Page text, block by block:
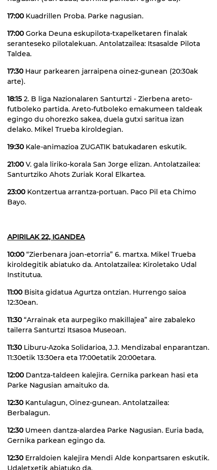
17:00Kuadrillen Proba. Parke nagusian.
17:00Gorka Deuna eskupilota-txapelketaren finalak
seranteseko pilotalekuan. Antolatzailea: Itsasalde Pilota
Taldea.
17:30Haur parkearen jarraipena oinez-gunean (20:30ak
arte).
18:152. B liga Nazionalaren Santurtzi - Zierbena areto-
futboleko partida. Areto-futboleko emakumeen taldeak
egingo du ohorezko sakea, duela gutxi saritua izan
delako. Mikel Trueba kiroldegian.
19:30Kale-animazioa ZUGATIK batukadaren eskutik.
21:00V. gala liriko-korala San Jorge elizan. Antolatzailea:
Santurtziko Ahots Zuriak Koral Elkartea.
23:00Kontzertua arrantza-portuan. Paco Pil eta Chimo
Bayo.
APIRILAK 22, IGANDEA
10:00“Zierbenara joan-etorria” 6. martxa. Mikel Trueba
kiroldegitik abiatuko da. Antolatzailea: Kiroletako Udal
Institutua.
11:00Bisita gidatua Agurtza ontzian. Hurrengo saioa
12:30ean.
11:30“Arrainak eta aurpegiko makillajea” aire zabaleko
tailerra Santurtzi Itsasoa Museoan.
11:30Liburu-Azoka Solidarioa, J.J. Mendizabal enparantzan.
11:30etik 13:30era eta 17:00etatik 20:00etara.
12:00Dantza-taldeen kalejira. Gernika parkean hasi eta
Parke Nagusian amaituko da.
12:30Kantulagun, Oinez-gunean. Antolatzailea:
Berbalagun.
12:30Umeen dantza-alardea Parke Nagusian. Euria bada,
Gernika parkean egingo da.
12:30Erraldoien kalejira Mendi Alde konpartsaren eskutik.
Udaletxetik abiatuko da.